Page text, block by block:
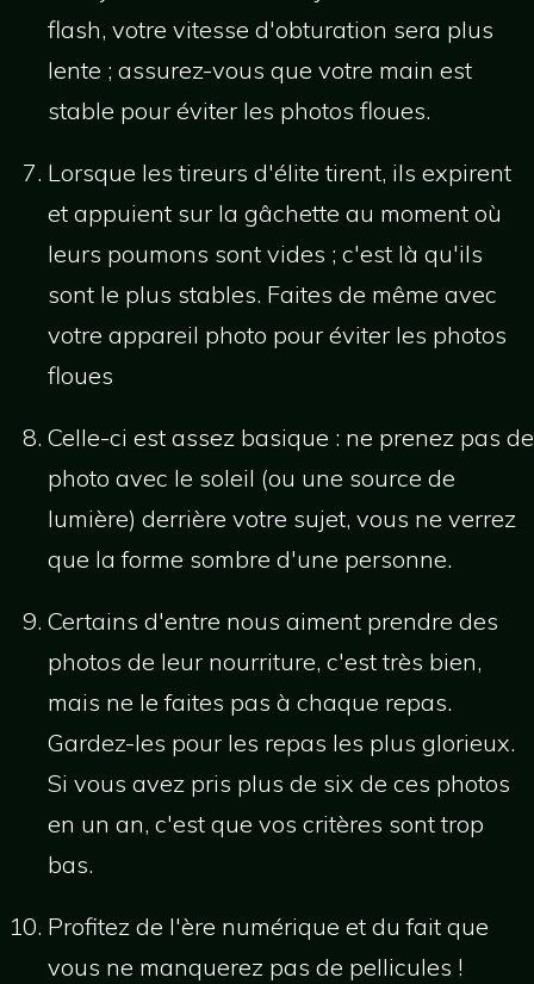
flash, votre vitesse d'obturation sera plus
lente ; assurez-vous que votre main est
stable pour éviter les photos floues.
Lorsque les tireurs d'élite tirent, ils expirent
et appuient sur la gâchette au moment où
leurs poumons sont vides ; c'est là qu'ils
sont le plus stables. Faites de même avec
votre appareil photo pour éviter les photos
floues
Celle-ci est assez basique : ne prenez pas de
photo avec le soleil (ou une source de
lumière) derrière votre sujet, vous ne verrez
que la forme sombre d'une personne.
Certains d'entre nous aiment prendre des
photos de leur nourriture, c'est très bien,
mais ne le faites pas à chaque repas.
Gardez-les pour les repas les plus glorieux.
Si vous avez pris plus de six de ces photos
en un an, c'est que vos critères sont trop
bas.
Profitez de l'ère numérique et du fait que
vous ne manquerez pas de pellicules !